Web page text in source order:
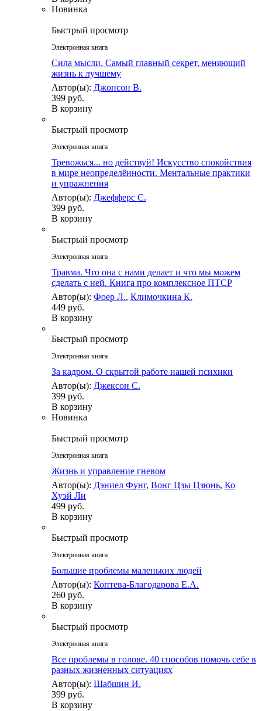
Новинка
Быстрый просмотр
Электронная книга
Сила мысли. Самый главный секрет, меняющий
жизнь к лучшему
Автор(ы): Джонсон В.
399 руб.
В корзину
Быстрый просмотр
Электронная книга
Тревожься... но действуй! Искусство спокойствия
в мире неопределённости. Ментальные практики
и упражнения
Автор(ы): Джефферс С.
399 руб.
В корзину
Быстрый просмотр
Электронная книга
Травма. Что она с нами делает и что мы можем
сделать с ней. Книга про комплексное ПТСР
Автор(ы): Фоер Л., Климочкина К.
449 руб.
В корзину
Быстрый просмотр
Электронная книга
За кадром. О скрытой работе нашей психики
Автор(ы): Джексон С.
399 руб.
В корзину
Новинка
Быстрый просмотр
Электронная книга
Жизнь и управление гневом
Автор(ы): Дэниел Фунг, Вонг Цзы Цзюнь, Ко
Хуэй Ли
499 руб.
В корзину
Быстрый просмотр
Электронная книга
Большие проблемы маленьких людей
Автор(ы): Коптева-Благодарова Е.А.
260 руб.
В корзину
Быстрый просмотр
Электронная книга
Все проблемы в голове. 40 способов помочь себе в
разных жизненных ситуациях
Автор(ы): Шабшин И.
399 руб.
В корзину